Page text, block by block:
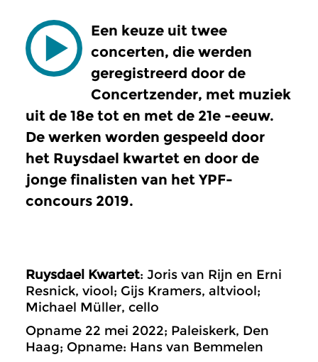
Een keuze uit twee
concerten, die werden
geregistreerd door de
Concertzender, met muziek
uit de 18e tot en met de 21e -eeuw.
De werken worden gespeeld door
het Ruysdael kwartet en door de
jonge finalisten van het YPF-
concours 2019.
Ruysdael Kwartet: Joris van Rijn en Erni
Resnick, viool; Gijs Kramers, altviool;
Michael Müller, cello
Opname 22 mei 2022; Paleiskerk, Den
Haag; Opname: Hans van Bemmelen